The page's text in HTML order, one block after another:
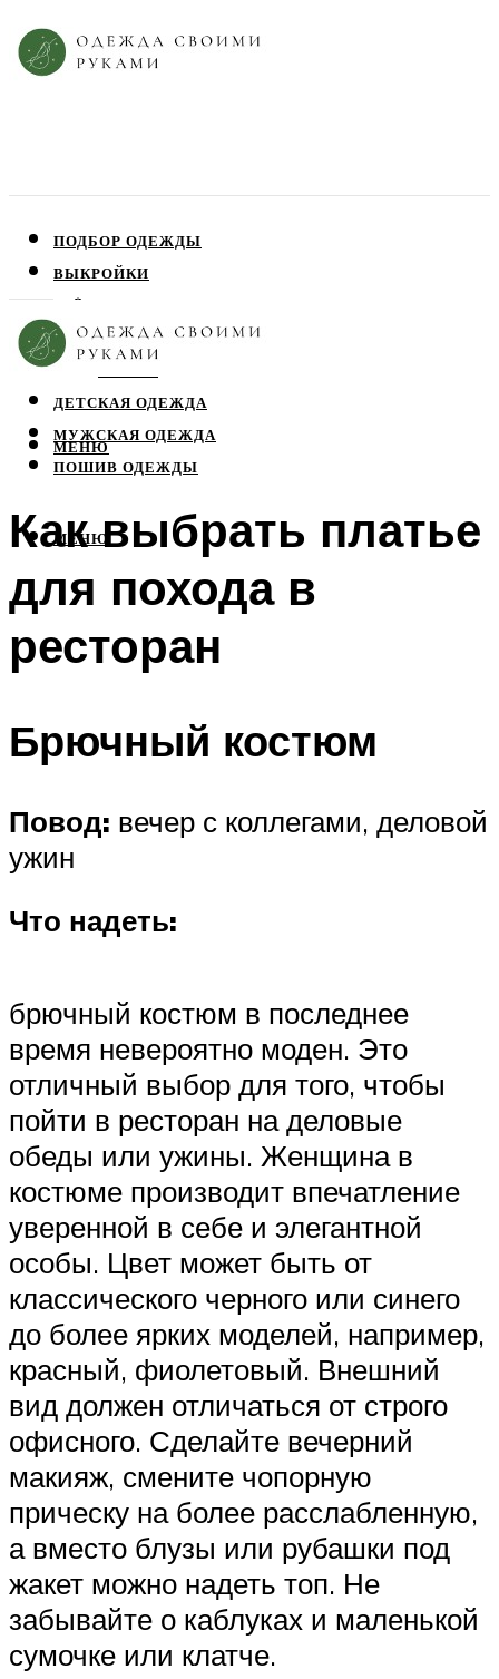
ПОДБОР ОДЕЖДЫ
ВЫКРОЙКИ
ЮБКИ
ДЕТСКАЯ ОДЕЖДА
МУЖСКАЯ ОДЕЖДА
ПОШИВ ОДЕЖДЫ
МЕНЮ
МЕНЮ
Как выбрать платье
для похода в
ресторан
Брючный костюм
Повод: вечер с коллегами, деловой
ужин
Что надеть:
брючный костюм в последнее
время невероятно моден. Это
отличный выбор для того, чтобы
пойти в ресторан на деловые
обеды или ужины. Женщина в
костюме производит впечатление
уверенной в себе и элегантной
особы. Цвет может быть от
классического черного или синего
до более ярких моделей, например,
красный, фиолетовый. Внешний
вид должен отличаться от строго
офисного. Сделайте вечерний
макияж, смените чопорную
прическу на более расслабленную,
а вместо блузы или рубашки под
жакет можно надеть топ. Не
забывайте о каблуках и маленькой
сумочке или клатче.